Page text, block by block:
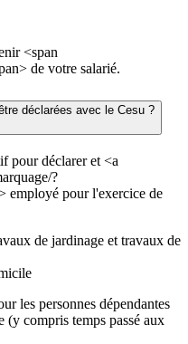
<span
de votre salarié.
déclarées avec le Cesu ?
pour déclarer et <a
?
employé pour l'exercice de
de jardinage et travaux de
les personnes dépendantes
(y compris temps passé aux